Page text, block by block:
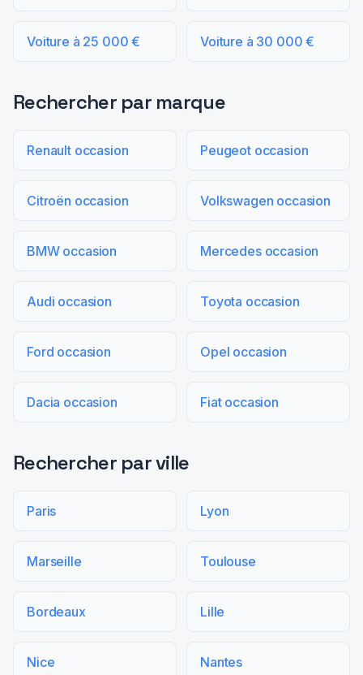
Voiture à 25 000 € Voiture à 30 000 €
Rechercher par marque
Renault occasion Peugeot occasion
Citroën occasion Volkswagen occasion
BMW occasion Mercedes occasion
Audi occasion Toyota occasion
Ford occasion Opel occasion
Dacia occasion Fiat occasion
Rechercher par ville
Paris Lyon
Marseille Toulouse
Bordeaux Lille
Nice Nantes